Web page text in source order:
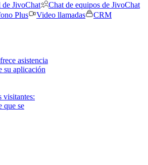
de JivoChat
Chat de equipos de JivoChat
Plus Video llamadas
CRM
asistencia
su aplicación
visitantes:
que se